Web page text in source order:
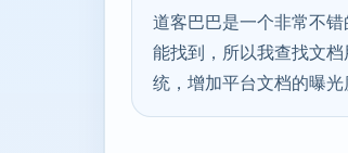
道客巴巴是一个非常不
能找到，所以我查找文
统，增加平台文档的曝